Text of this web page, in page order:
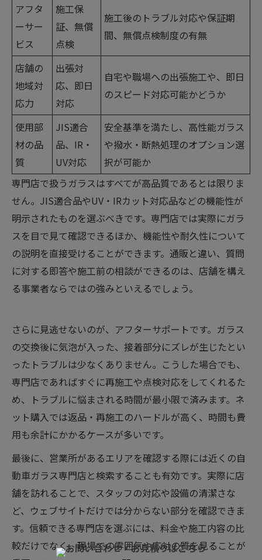
アフタ
ーサー
ビス
施工保
証、無償
点検
施工後のトラブル対応や保証期
間、無償点検制度の有無
店舗の
地域対
応力
出張対
応、即日
対応
自宅や職場への出張施工や、即日
のスピード対応可能かどうか
使用部
材の品
質
JIS適合
品、IR・
UV対応
安全基準を満たし、高性能ガラス
や撥水・断熱処理のオプション選
択が可能か
専門店で扱うガラスはすべてが高品質であるとは限りま
せん。JIS適合品やUV・IRカット対応品などの機能性が
明示されたものを選ぶべきです。専門店では実際にガラ
スを目で見て確認できるほか、機能性や耐久性について
の説明を直接受けることができます。通販と違い、質問
に対する即答や施工前の相談ができるのは、店舗を構え
る事業者ならではの強みといえるでしょう。
さらに見逃せないのが、アフターサポートです。ガラス
の交換後に気泡が入った、接着部分にズレが生じたとい
ったトラブルは少なくありません。こうした場合でも、
専門店であればすぐに再施工や点検対応をしてくれるた
め、トラブルに悩まされる時間が最小限で済みます。ネ
ット購入では返品・再施工のハードルが高く、時間も費
用も余計にかかるケースが多いです。
最後に、営業所があるエリアを確認する際には近くの自
動車ガラス専門店と検索することも有効です。実際に店
舗を訪れることで、スタッフの対応や設備の清潔さな
ど、ウェブサイトだけでは分からない部分を確認できま
す。信頼できる専門店を選ぶには、料金や施工内容の比
較だけでなく、現場での雰囲気や応対の質を見ることが